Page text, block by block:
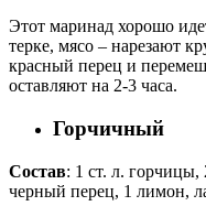
Этот маринад хорошо
терке, мясо – нарезают
красный перец и
оставляют на 2-3 часа.
Горчичный
Состав: 1 ст. л. горчицы,
черный перец, 1 лимон,